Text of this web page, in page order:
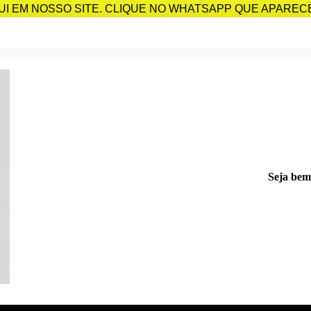
EM NOSSO SITE. CLIQUE NO WHATSAPP QUE
Seja